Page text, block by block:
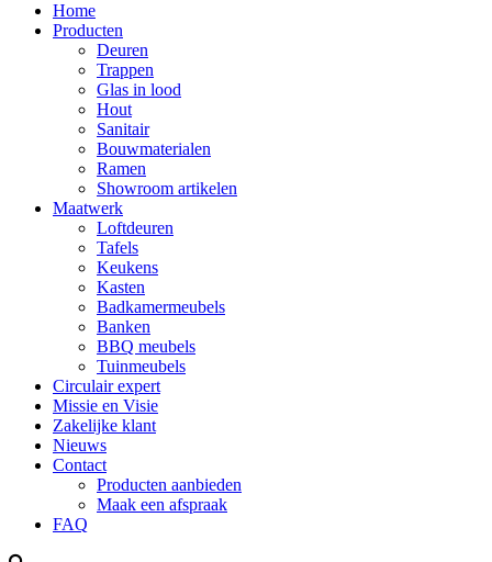
Home
Producten
Deuren
Trappen
Glas in lood
Hout
Sanitair
Bouwmaterialen
Ramen
Showroom artikelen
Maatwerk
Loftdeuren
Tafels
Keukens
Kasten
Badkamermeubels
Banken
BBQ meubels
Tuinmeubels
Circulair expert
Missie en Visie
Zakelijke klant
Nieuws
Contact
Producten aanbieden
Maak een afspraak
FAQ